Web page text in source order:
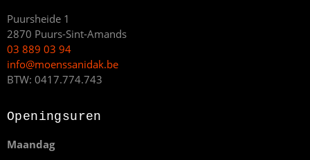
Puursheide 1
2870 Puurs-Sint-Amands
03 889 03 94
info@moenssanidak.be
BTW: 0417.774.743
Openingsuren
Maandag